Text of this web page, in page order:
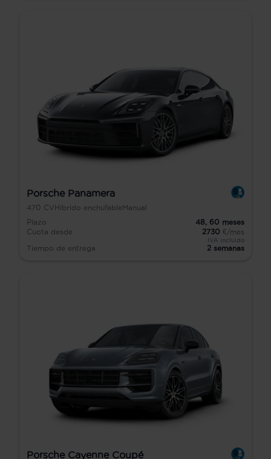
Porsche Panamera
470 CVHíbrido enchufableManual
Plazo
48, 60 meses
Cuota desde
2730 €/mes
IVA incluido
Tiempo de entrega 2 semanas
Porsche Cayenne Coupé